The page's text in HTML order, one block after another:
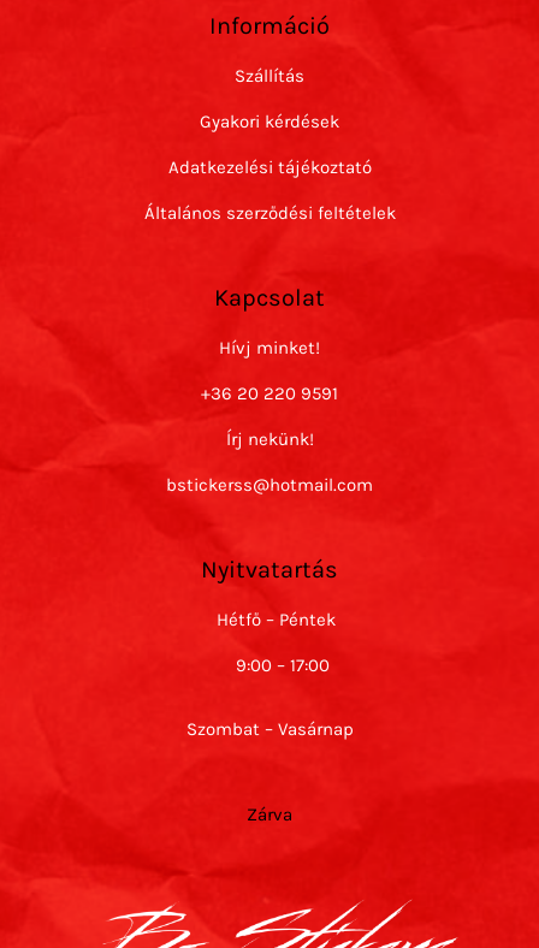
Információ
Szállítás
Gyakori kérdések
Adatkezelési tájékoztató
Általános szerződési feltételek
Kapcsolat
Hívj minket!
+36 20 220 9591
Írj nekünk!
bstickerss@hotmail.com
Nyitvatartás
Hétfő – Péntek
9:00 – 17:00
Szombat – Vasárnap
Zárva